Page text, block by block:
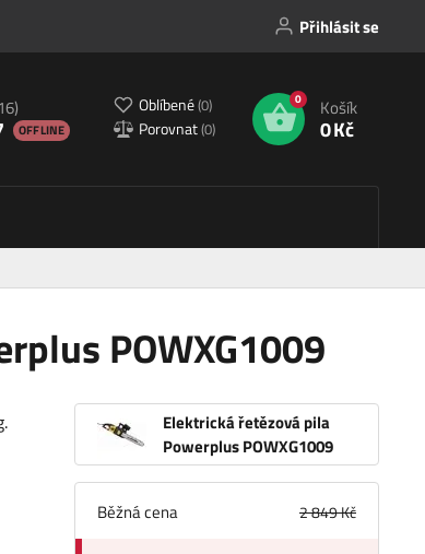
Přihlásit se
OFFLINE
Oblíbené(0)
Porovnat(0)
0 Košík
0 Kč
POWXG1009
Elektrická řetězová pila
Powerplus POWXG1009
Běžná cena 2 849 Kč